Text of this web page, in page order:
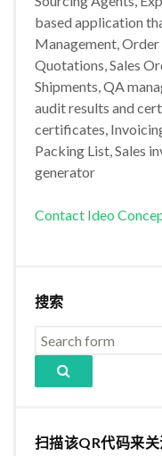
based application
Management,
Quotations, Sales
Shipments, QA
audit results and
certificates,
Packing List, Sales
generator
Contact Ideo
搜索
扫描该QR代码来